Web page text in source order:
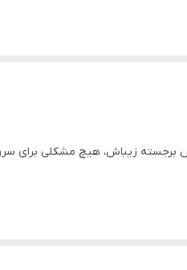
و هم به خاطر نقش برجسته زیباش، هیچ مشکلی